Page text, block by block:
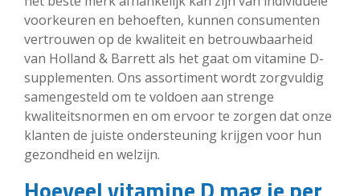
voorkeuren en behoeften, kunnen consumenten
vertrouwen op de kwaliteit en betrouwbaarheid
van Holland & Barrett als het gaat om vitamine D-
supplementen. Ons assortiment wordt zorgvuldig
samengesteld om te voldoen aan strenge
kwaliteitsnormen en om ervoor te zorgen dat onze
klanten de juiste ondersteuning krijgen voor hun
gezondheid en welzijn.